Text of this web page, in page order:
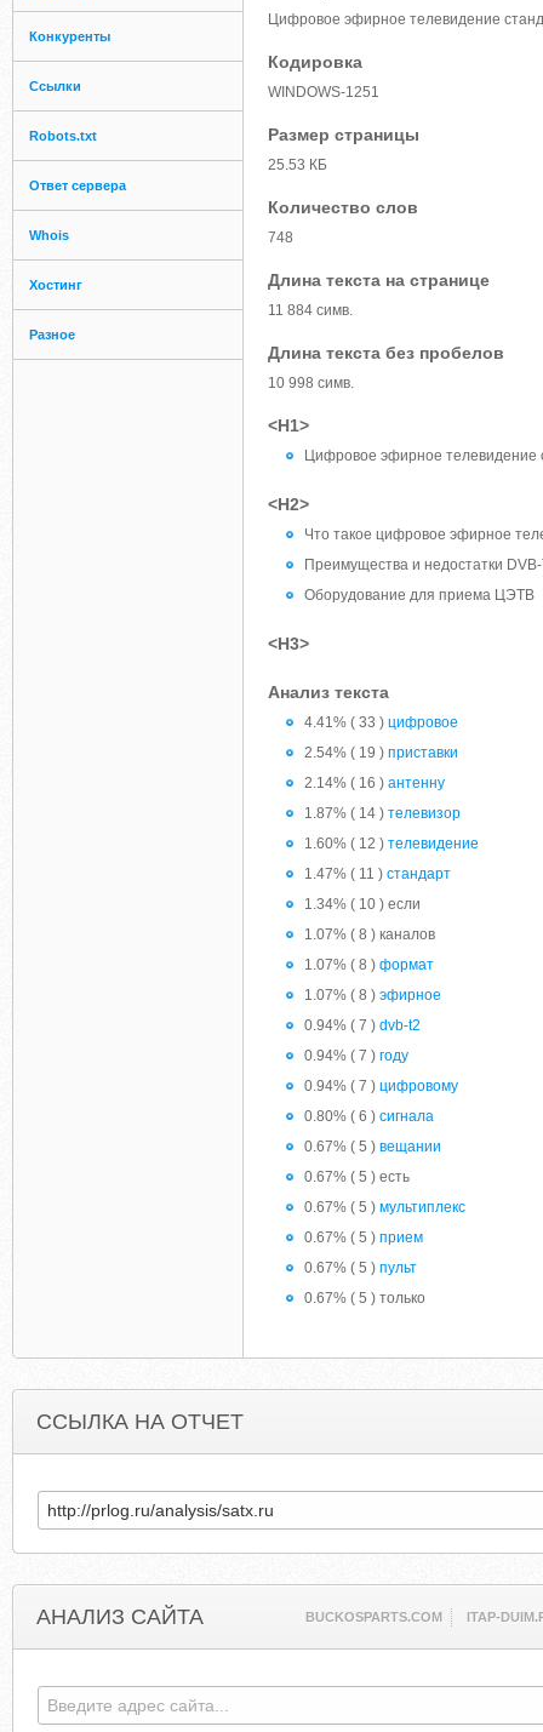
Конкуренты
Ссылки
Robots.txt
Ответ сервера
Whois
Хостинг
Разное
Цифровое эфирное телевидение
Кодировка
WINDOWS-1251
Размер страницы
25.53 КБ
Количество слов
748
Длина текста на странице
11 884 симв.
Длина текста без пробелов
10 998 симв.
<H1>
Цифровое эфирное телевидение
<H2>
Что такое цифровое эфирное
Преимущества и недостатки
Оборудование для приема ЦЭТВ
<H3>
Анализ текста
4.41% ( 33 ) цифровое
2.54% ( 19 ) приставки
2.14% ( 16 ) антенну
1.87% ( 14 ) телевизор
1.60% ( 12 ) телевидение
1.47% ( 11 ) стандарт
1.34% ( 10 ) если
1.07% ( 8 ) каналов
1.07% ( 8 ) формат
1.07% ( 8 ) эфирное
0.94% ( 7 ) dvb-t2
0.94% ( 7 ) году
0.94% ( 7 ) цифровому
0.80% ( 6 ) сигнала
0.67% ( 5 ) вещании
0.67% ( 5 ) есть
0.67% ( 5 ) мультиплекс
0.67% ( 5 ) прием
0.67% ( 5 ) пульт
0.67% ( 5 ) только
ССЫЛКА НА ОТЧЕТ
АНАЛИЗ САЙТА BUCKOSPARTS.COM ITAP-